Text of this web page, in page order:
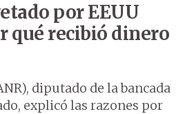
por EEUU
qué recibió dinero
diputado de la bancada
explicó las razones por